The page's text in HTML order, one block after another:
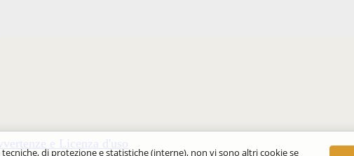
e Licenza d'uso
di protezione e statistiche (interne), non vi sono altri cookie se